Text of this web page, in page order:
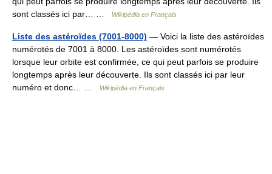
sont classés ici par… …
Wikipédia en Français
Liste des astéroïdes (7001-8000) — Voici la liste des astéroïdes
numérotés de 7001 à 8000. Les astéroïdes sont numérotés
lorsque leur orbite est confirmée, ce qui peut parfois se produire
longtemps après leur découverte. Ils sont classés ici par leur
numéro et donc… …
Wikipédia en Français